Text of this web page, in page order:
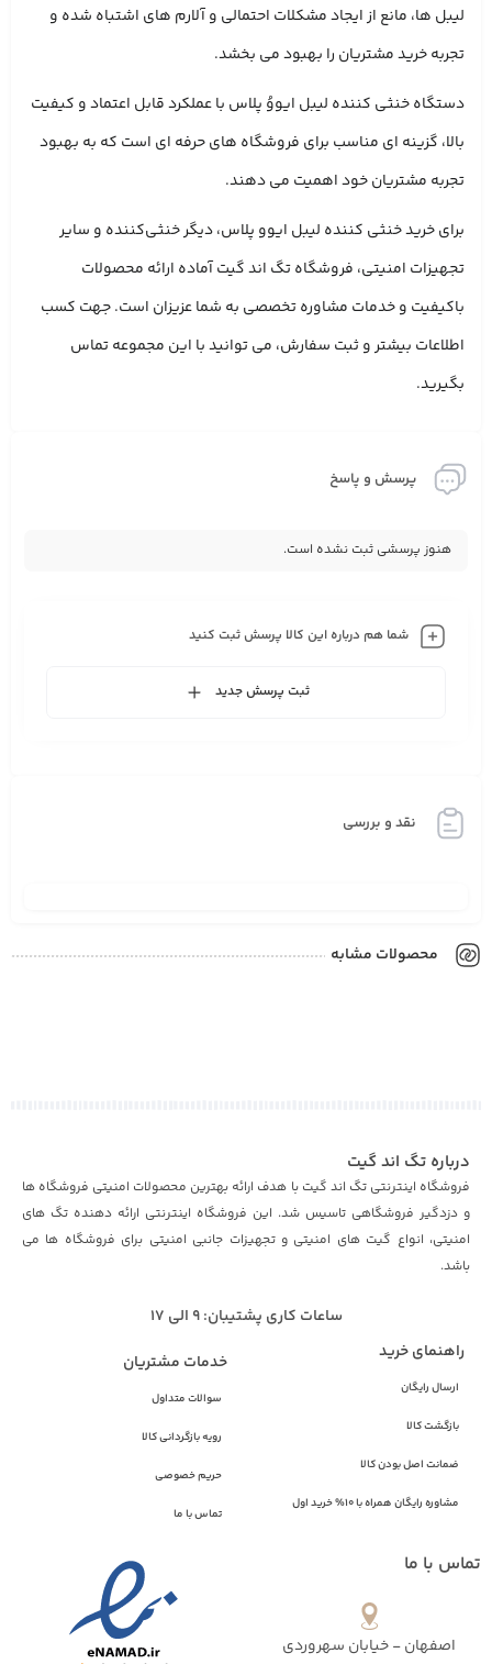
لیبل ‌ها، مانع از ایجاد مشکلات احتمالی و آلارم ‌های اشتباه شده و
تجربه خرید مشتریان را بهبود می ‌بخشد.
دستگاه خنثی‌ کننده لیبل ایووُ پلاس با عملکرد قابل اعتماد و کیفیت
بالا، گزینه‌ ای مناسب برای فروشگاه‌ های حرفه ‌ای است که به بهبود
تجربه مشتریان خود اهمیت می ‌دهند.
برای خرید خنثی‌ کننده لیبل ایوو پلاس، دیگر خنثی‌کننده و سایر
تجهیزات امنیتی، فروشگاه تگ اند گیت آماده ارائه محصولات
باکیفیت و خدمات مشاوره تخصصی به شما عزیزان است. جهت کسب
اطلاعات بیشتر و ثبت سفارش، می ‌توانید با این مجموعه تماس
بگیرید.
پرسش و پاسخ
هنوز پرسشی ثبت نشده است.
شما هم درباره این کالا پرسش ثبت کنید
ثبت پرسش جدید
نقد و بررسی
محصولات مشابه
درباره تگ اند گیت
فروشگاه اینترنتی تگ اند گیت با هدف ارائه بهترین محصولات امنیتی فروشگاه ها
و دزدگیر فروشگاهی تاسیس شد. این فروشگاه اینترنتی ارائه دهنده تگ های
امنیتی، انواع گیت های امنیتی و تجهیزات جانبی امنیتی برای فروشگاه ها می
باشد.
ساعات کاری پشتیبان: 9 الی 17
راهنمای خرید
ارسال رایگان
بازگشت کالا
ضمانت اصل بودن کالا
مشاوره رایگان همراه با 10% خرید اول
خدمات مشتریان
سوالات متداول
رویه بازگردانی کالا
حریم خصوصی
تماس با ما
تماس با ما
اصفهان - خیابان سهروردی